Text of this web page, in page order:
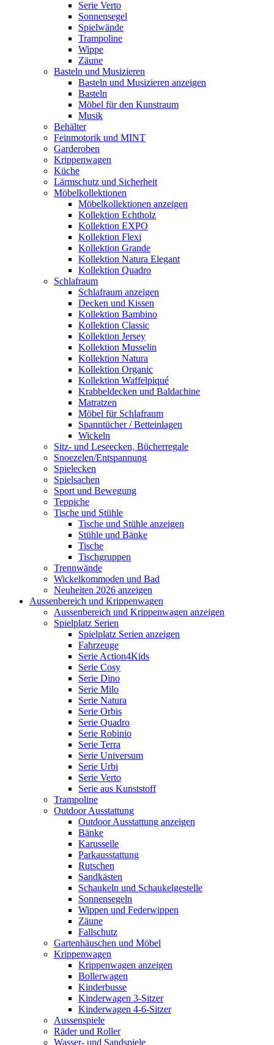
Serie Verto
Sonnensegel
Spielwände
Trampoline
Wippe
Zäune
Basteln und Musizieren
Basteln und Musizieren anzeigen
Basteln
Möbel für den Kunstraum
Musik
Behälter
Feinmotorik und MINT
Garderoben
Krippenwagen
Küche
Lärmschutz und Sicherheit
Möbelkollektionen
Möbelkollektionen anzeigen
Kollektion Echtholz
Kollektion EXPO
Kollektion Flexi
Kollektion Grande
Kollektion Natura Elegant
Kollektion Quadro
Schlafraum
Schlafraum anzeigen
Decken und Kissen
Kollektion Bambino
Kollektion Classic
Kollektion Jersey
Kollektion Musselin
Kollektion Natura
Kollektion Organic
Kollektion Waffelpiqué
Krabbeldecken und Baldachine
Matratzen
Möbel für Schlafraum
Spanntücher / Betteinlagen
Wickeln
Sitz- und Leseecken, Bücherregale
Snoezelen/Entspannung
Spielecken
Spielsachen
Sport und Bewegung
Teppiche
Tische und Stühle
Tische und Stühle anzeigen
Stühle und Bänke
Tische
Tischgruppen
Trennwände
Wickelkommoden und Bad
Neuheiten 2026 anzeigen
Aussenbereich und Krippenwagen
Aussenbereich und Krippenwagen anzeigen
Spielplatz Serien
Spielplatz Serien anzeigen
Fahrzeuge
Serie Action4Kids
Serie Cosy
Serie Dino
Serie Milo
Serie Natura
Serie Orbis
Serie Quadro
Serie Robinio
Serie Terra
Serie Universum
Serie Urbi
Serie Verto
Serie aus Kunststoff
Trampoline
Outdoor Ausstattung
Outdoor Ausstattung anzeigen
Bänke
Karusselle
Parkausstattung
Rutschen
Sandkästen
Schaukeln und Schaukelgestelle
Sonnensegeln
Wippen und Federwippen
Zäune
Fallschutz
Gartenhäuschen und Möbel
Krippenwagen
Krippenwagen anzeigen
Bollerwagen
Kinderbusse
Kinderwagen 3-Sitzer
Kinderwagen 4-6-Sitzer
Aussenspiele
Räder und Roller
Wasser- und Sandspiele